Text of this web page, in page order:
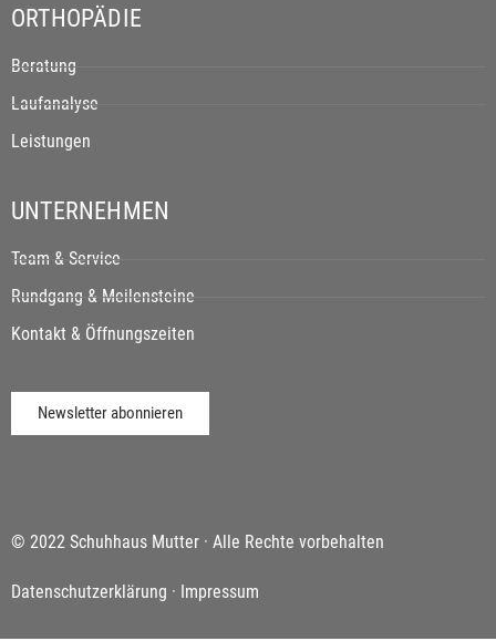
ORTHOPÄDIE
Beratung
Laufanalyse
Leistungen
UNTERNEHMEN
Team & Service
Rundgang & Meilensteine
Kontakt & Öffnungszeiten
Newsletter abonnieren
© 2022 Schuhhaus Mutter · Alle Rechte vorbehalten
Datenschutzerklärung · Impressum